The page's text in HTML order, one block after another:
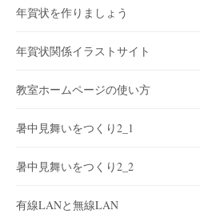
年賀状を作りましょう
年賀状関係イラストサイト
教室ホームページの使い方
暑中見舞いをつくり2_1
暑中見舞いをつくり2_2
有線LANと無線LAN